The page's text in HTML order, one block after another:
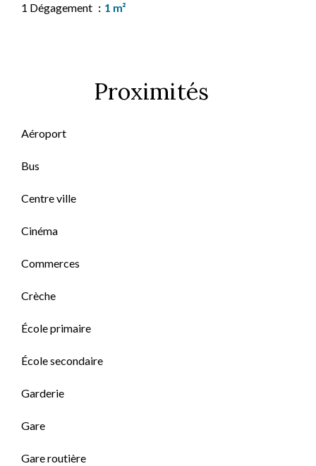
1 Dégagement 1 m²
Proximités
Aéroport
Bus
Centre ville
Cinéma
Commerces
Crèche
École primaire
École secondaire
Garderie
Gare
Gare routière